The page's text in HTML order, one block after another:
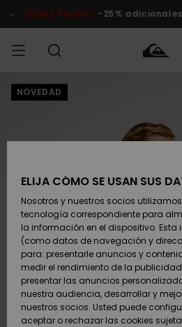
del
DOBLE PROMO -25% adicionales
HOMBRE
Zapatos y
chanclas
Surf
Snow
Zapatos y
chanclas
Surf
Snow
Destacados
Snow
SURF
Highlights
Comunidad
SNOW
Hombre
Snow Niños
Tienda
Snow Mujer
DOBLE
PROMO
Outlet
Mujer
Envio
Devoluciones
Pago
Tarjeta de
regalo
Quiksilver
Freedom
NOVEDAD
ELIJA CÓMO SE USAN SUS
Nosotros y nuestros socios
tecnología correspondiente para
la información en el dispositivo.
(como datos de navegación y
para: presentarle anuncios y
medir el rendimiento de la
presentar las anuncios
nuestra audiencia, desarrollar y
nuestros socios. Usted puede
aceptar o rechazar las cookies